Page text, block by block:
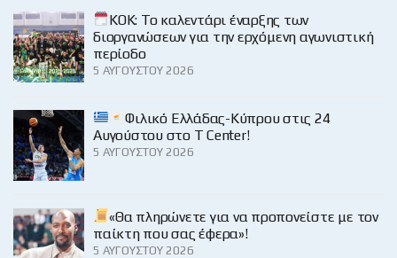
KOK: Το καλεντάρι έναρξης των
διοργανώσεων για την ερχόμενη αγωνιστική
περίοδο
5 ΑΥΓΟΎΣΤΟΥ 2026
Φιλικό Ελλάδας-Κύπρου στις 24
Αυγούστου στο Τ Center!
5 ΑΥΓΟΎΣΤΟΥ 2026
«Θα πληρώνετε για να προπονείστε με τον
παίκτη που σας έφερα»!
5 ΑΥΓΟΎΣΤΟΥ 2026